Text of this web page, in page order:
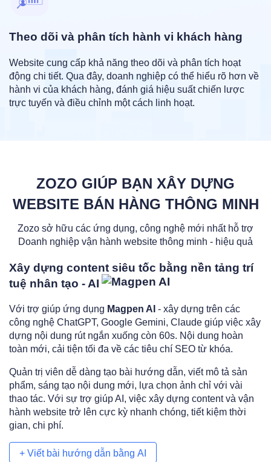
Theo dõi và phân tích hành vi khách hàng
Website cung cấp khả năng theo dõi và phân tích hoạt
động chi tiết. Qua đây, doanh nghiệp có thể hiểu rõ hơn về
hành vi của khách hàng, đánh giá hiệu suất chiến lược
trực tuyến và điều chỉnh một cách linh hoạt.
ZOZO GIÚP BẠN XÂY DỰNG
WEBSITE BÁN HÀNG THÔNG MINH
Zozo sở hữu các ứng dụng, công nghệ mới nhất hỗ trợ
Doanh nghiệp vận hành website thông minh - hiệu quả
Xây dựng content siêu tốc bằng nền tảng trí
tuệ nhân tạo - AI
Với trợ giúp ứng dụng Magpen AI - xây dựng trên các
công nghệ ChatGPT, Google Gemini, Claude giúp việc xây
dựng nội dung rút ngắn xuống còn 60s. Nội dung hoàn
toàn mới, cải tiện tối đa về các tiêu chí SEO từ khóa.
Quản trị viên dễ dàng tạo bài hướng dẫn, viết mô tả sản
phẩm, sáng tạo nội dung mới, lựa chọn ảnh chỉ với vài
thao tác. Với sự trợ giúp AI, việc xây dựng content và vận
hành website trở lên cực kỳ nhanh chóng, tiết kiệm thời
gian, chi phí.
+ Viết bài hướng dẫn bằng AI